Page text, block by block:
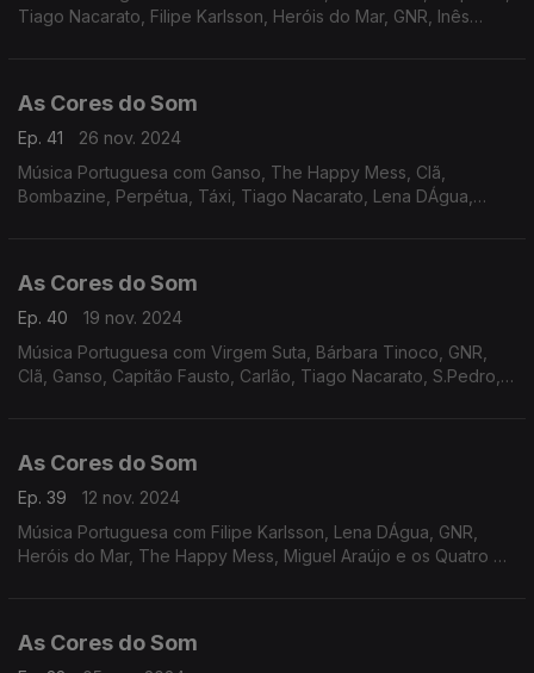
Tiago Nacarato, Filipe Karlsson, Heróis do Mar, GNR, Inês
As Cores do Som
Ep. 41
26 nov. 2024
Música Portuguesa com Ganso, The Happy Mess, Clã,
Bombazine, Perpétua, Táxi, Tiago Nacarato, Lena DÁgua,
As Cores do Som
Ep. 40
19 nov. 2024
Música Portuguesa com Virgem Suta, Bárbara Tinoco, GNR,
Clã, Ganso, Capitão Fausto, Carlão, Tiago Nacarato, S.Pedro,
As Cores do Som
Ep. 39
12 nov. 2024
Música Portuguesa com Filipe Karlsson, Lena DÁgua, GNR,
Heróis do Mar, The Happy Mess, Miguel Araújo e os Quatro e
As Cores do Som